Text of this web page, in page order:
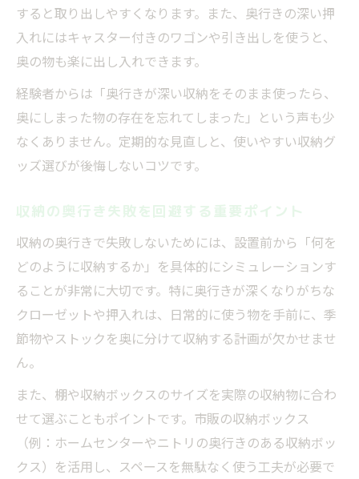
すると取り出しやすくなります。また、奥行きの深い押
入れにはキャスター付きのワゴンや引き出しを使うと、
奥の物も楽に出し入れできます。
経験者からは「奥行きが深い収納をそのまま使ったら、
奥にしまった物の存在を忘れてしまった」という声も少
なくありません。定期的な見直しと、使いやすい収納グ
ッズ選びが後悔しないコツです。
収納の奥行き失敗を回避する重要ポイント
収納の奥行きで失敗しないためには、設置前から「何を
どのように収納するか」を具体的にシミュレーションす
ることが非常に大切です。特に奥行きが深くなりがちな
クローゼットや押入れは、日常的に使う物を手前に、季
節物やストックを奥に分けて収納する計画が欠かせませ
ん。
また、棚や収納ボックスのサイズを実際の収納物に合わ
せて選ぶこともポイントです。市販の収納ボックス
（例：ホームセンターやニトリの奥行きのある収納ボッ
クス）を活用し、スペースを無駄なく使う工夫が必要で